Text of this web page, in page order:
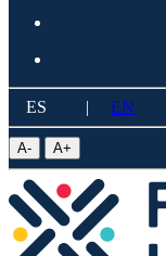
ES | EN
A- A+